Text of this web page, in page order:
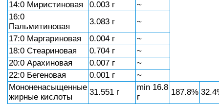
14:0 Миристиновая
0.003 г
~
16:0
Пальмитиновая
3.083 г
~
17:0 Маргариновая
0.004 г
~
18:0 Стеариновая
0.704 г
~
20:0 Арахиновая
0.007 г
~
22:0 Бегеновая
0.001 г
~
Мононенасыщенные
жирные кислоты
31.551 г
min 16.8
г
187.8%